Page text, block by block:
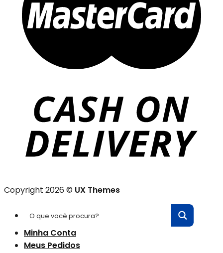
Copyright 2026 © UX Themes
Minha Conta
Meus Pedidos